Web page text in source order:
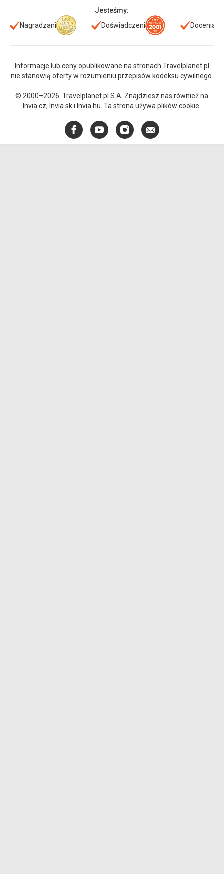
Jesteśmy:
Nagradzani
Doświadczeni Doceniani
Informacje lub ceny opublikowane na stronach Travelplanet.pl
nie stanowią oferty w rozumieniu przepisów kodeksu cywilnego.
© 2000–2026. Travelplanet.pl S.A. Znajdziesz nas również na
Invia.cz, Invia.ski Invia.hu . Ta strona używa plików cookie.
FacebookYouTubeInstagram
E-
mail